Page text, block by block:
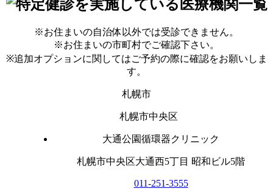
※お住まいの自治体以外では受診できません。
※お住まいの市町村でご確認下さい。
※追加オプションに関してはご予約の際に確認をお願いしま
す。
札幌市
札幌市中央区
大通公園循環器クリニック
札幌市中央区大通西5丁目 昭和ビル5階
011-251-3555